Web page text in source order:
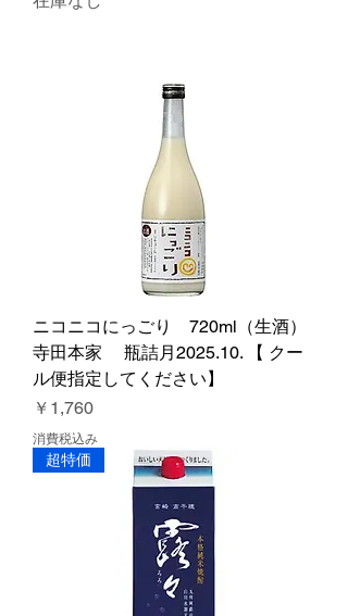
ニコニコにっごり 720ml（生酒）
寺田本家 瓶詰月2025.10. 【 クー
ル便指定してください】
価格
￥1,760
消費税込み
超特価